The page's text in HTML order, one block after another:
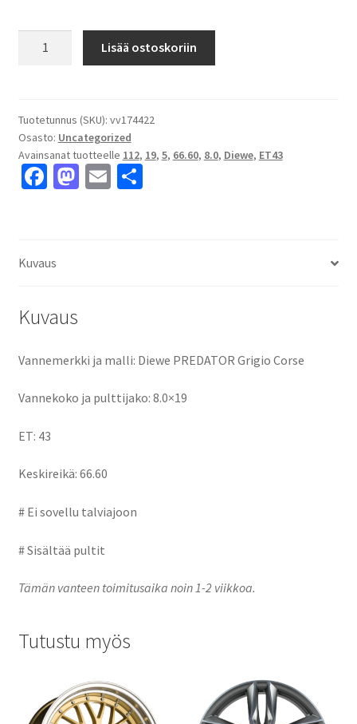
8.0x19"
5x112
ET43
keskireikä:66.60
Lisää ostoskoriin
Tuotetunnus (SKU): vv174422
Osasto: Uncategorized
Avainsanat tuotteelle 112, 19, 5, 66.60, 8.0, Diewe, ET43
Fa
o
M E S
Kuvaus
Kuvaus
Vannemerkki ja malli: Diewe PREDATOR Grigio Corse
Vannekoko ja pulttijako: 8.0×19
ET: 43
Keskireikä: 66.60
# Ei sovellu talviajoon
# Sisältää pultit
Tämän vanteen toimitusaika noin 1-2 viikkoa.
Tutustu myös